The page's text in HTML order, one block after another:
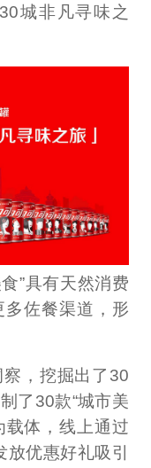
城非凡寻味之
”具有天然消费
佐餐渠道，形
，挖掘出了30
了30款“城市美
载体，线上通过
优惠好礼吸引